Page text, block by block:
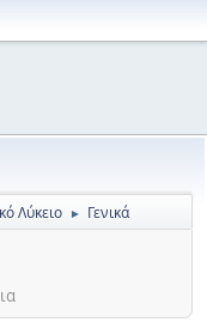
Λύκειο ► Γενικά